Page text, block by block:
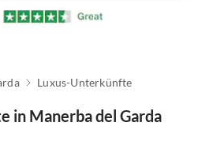
Luxus-Unterkünfte
in Manerba del Garda